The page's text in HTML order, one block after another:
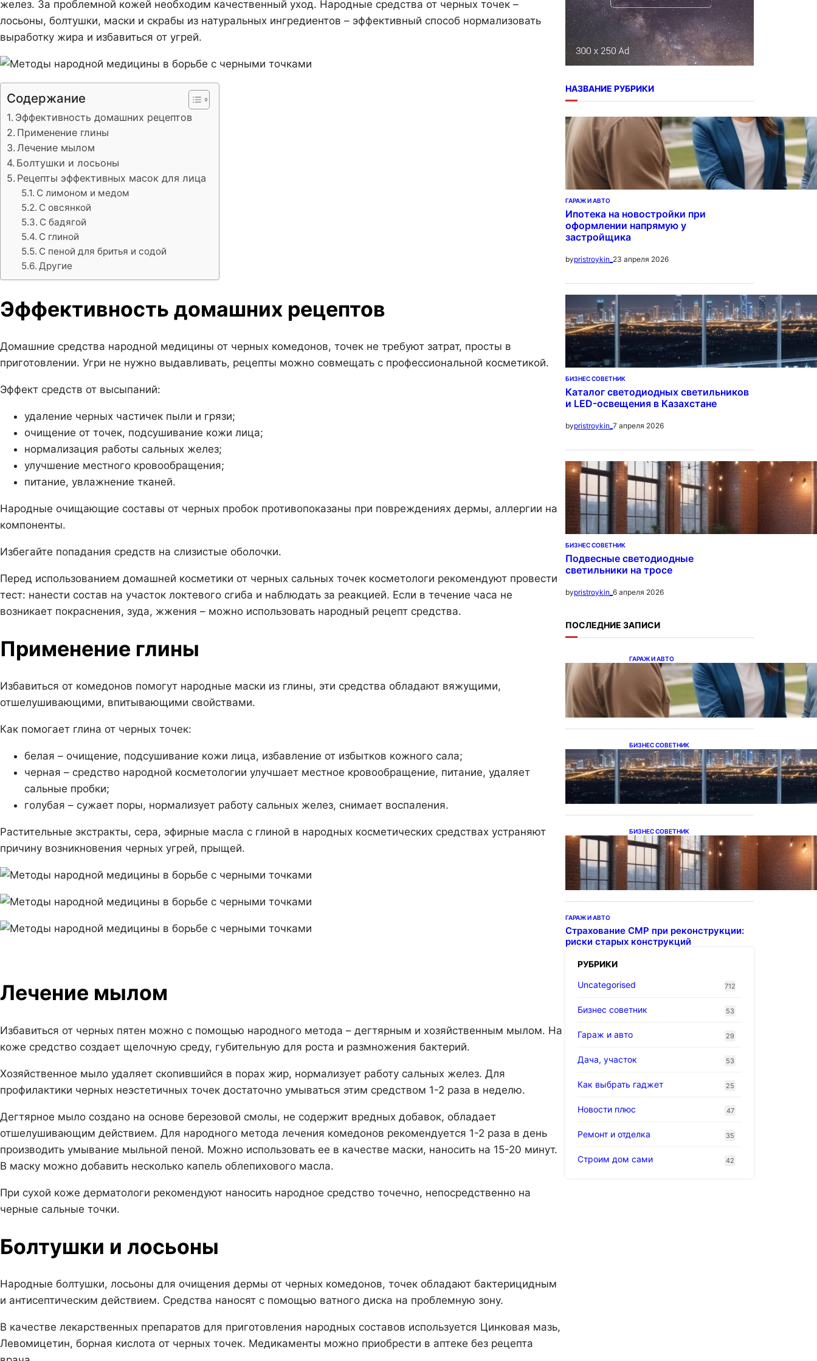
желез. За проблемной кожей необходим качественный уход. Народные средства от черных точек –
лосьоны, болтушки, маски и скрабы из натуральных ингредиентов – эффективный способ нормализовать
выработку жира и избавиться от угрей.
Содержание
Эффективность домашних рецептов
Применение глины
Лечение мылом
Болтушки и лосьоны
Рецепты эффективных масок для лица
С лимоном и медом
С овсянкой
С бадягой
С глиной
С пеной для бритья и содой
Другие
Эффективность домашних рецептов
Домашние средства народной медицины от черных комедонов, точек не требуют затрат, просты в
приготовлении. Угри не нужно выдавливать, рецепты можно совмещать с профессиональной косметикой.
Эффект средств от высыпаний:
удаление черных частичек пыли и грязи;
очищение от точек, подсушивание кожи лица;
нормализация работы сальных желез;
улучшение местного кровообращения;
питание, увлажнение тканей.
Народные очищающие составы от черных пробок противопоказаны при повреждениях дермы, аллергии на
компоненты.
Избегайте попадания средств на слизистые оболочки.
Перед использованием домашней косметики от черных сальных точек косметологи рекомендуют провести
тест: нанести состав на участок локтевого сгиба и наблюдать за реакцией. Если в течение часа не
возникает покраснения, зуда, жжения – можно использовать народный рецепт средства.
Применение глины
Избавиться от комедонов помогут народные маски из глины, эти средства обладают вяжущими,
отшелушивающими, впитывающими свойствами.
Как помогает глина от черных точек:
белая – очищение, подсушивание кожи лица, избавление от избытков кожного сала;
черная – средство народной косметологии улучшает местное кровообращение, питание, удаляет
сальные пробки;
голубая – сужает поры, нормализует работу сальных желез, снимает воспаления.
Растительные экстракты, сера, эфирные масла с глиной в народных косметических средствах устраняют
причину возникновения черных угрей, прыщей.
Лечение мылом
Избавиться от черных пятен можно с помощью народного метода – дегтярным и хозяйственным мылом. На
коже средство создает щелочную среду, губительную для роста и размножения бактерий.
Хозяйственное мыло удаляет скопившийся в порах жир, нормализует работу сальных желез. Для
профилактики черных неэстетичных точек достаточно умываться этим средством 1-2 раза в неделю.
Дегтярное мыло создано на основе березовой смолы, не содержит вредных добавок, обладает
отшелушивающим действием. Для народного метода лечения комедонов рекомендуется 1-2 раза в день
производить умывание мыльной пеной. Можно использовать ее в качестве маски, наносить на 15-20 минут.
В маску можно добавить несколько капель облепихового масла.
При сухой коже дерматологи рекомендуют наносить народное средство точечно, непосредственно на
черные сальные точки.
Болтушки и лосьоны
Народные болтушки, лосьоны для очищения дермы от черных комедонов, точек обладают бактерицидным
и антисептическим действием. Средства наносят с помощью ватного диска на проблемную зону.
В качестве лекарственных препаратов для приготовления народных составов используется Цинковая мазь,
Левомицетин, борная кислота от черных точек. Медикаменты можно приобрести в аптеке без рецепта
НАЗВАНИЕ РУБРИКИ
ГАРАЖ И АВТО
Ипотека на новостройки при
оформлении напрямую у
застройщика
bypristroykin_ 23 апреля 2026
БИЗНЕС СОВЕТНИК
Каталог светодиодных светильников
и LED-освещения в Казахстане
bypristroykin_ 7 апреля 2026
БИЗНЕС СОВЕТНИК
Подвесные светодиодные
светильники на тросе
bypristroykin_ 6 апреля 2026
ПОСЛЕДНИЕ ЗАПИСИ
ГАРАЖ И АВТО
Ипотека на новостройки
при оформлении
напрямую у застройщика
БИЗНЕС СОВЕТНИК
Каталог светодиодных
светильников и LED-
освещения в Казахстане
БИЗНЕС СОВЕТНИК
Подвесные светодиодные
светильники на тросе
ГАРАЖ И АВТО
Страхование СМР при реконструкции:
риски старых конструкций
РУБРИКИ
Uncategorised
712
Бизнес советник 53
Гараж и авто 29
Дача, участок 53
Как выбрать гаджет 25
Новости плюс 47
Ремонт и отделка 35
Строим дом сами 42